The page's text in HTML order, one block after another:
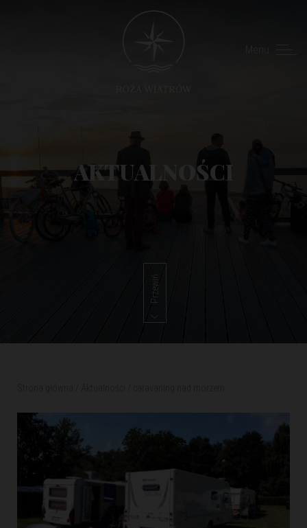
AKTUALNOŚCI
Przewiń